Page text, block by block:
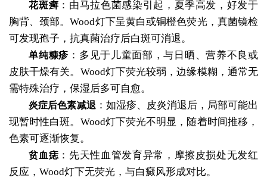
花斑癣 ：由马拉色菌感染引起，夏季高发，好发于
胸背、颈部。Wood灯下呈黄白或铜橙色荧光，真菌镜检
可发现孢子，抗真菌治疗后白斑可消退。
单纯糠疹 ：多见于儿童面部，与日晒、营养不良或
皮肤干燥有关。Wood灯下荧光较弱，边缘模糊，通常无
需特殊治疗，保湿后多可自愈。
炎症后色素减退：如湿疹、皮炎消退后，局部可能出
现暂时性白斑。Wood灯下荧光不明显，随着时间推移，
色素可逐渐恢复。
贫血痣：先天性血管发育异常，摩擦皮损处无发红
反应，Wood灯下无荧光，与白癜风形成对比。